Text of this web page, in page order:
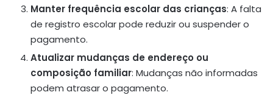
Manter frequência escolar das crianças: A falta
de registro escolar pode reduzir ou suspender o
pagamento.
Atualizar mudanças de endereço ou
composição familiar: Mudanças não informadas
podem atrasar o pagamento.